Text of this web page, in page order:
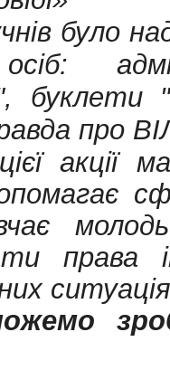
було
осіб:
про
акції
права